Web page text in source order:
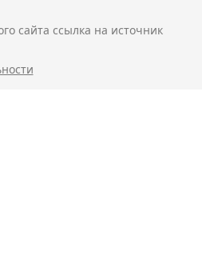
сайта ссылка на источник